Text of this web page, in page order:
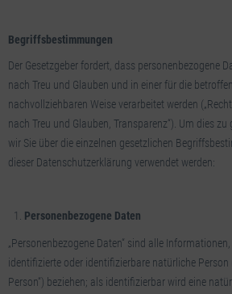
Begriffsbestimmungen
Der Gesetzgeber fordert, dass personenbezogene
nach Treu und Glauben und in einer für die
nachvollziehbaren Weise verarbeitet werden
nach Treu und Glauben, Transparenz“). Um dies
wir Sie über die einzelnen gesetzlichen
dieser Datenschutzerklärung verwendet werden:
Personenbezogene Daten
„Personenbezogene Daten“ sind alle
identifizierte oder identifizierbare natürliche Person
Person“) beziehen; als identifizierbar wird eine